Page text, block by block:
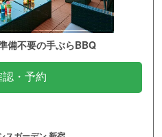
備不要の手ぶらBBQ
認・予約